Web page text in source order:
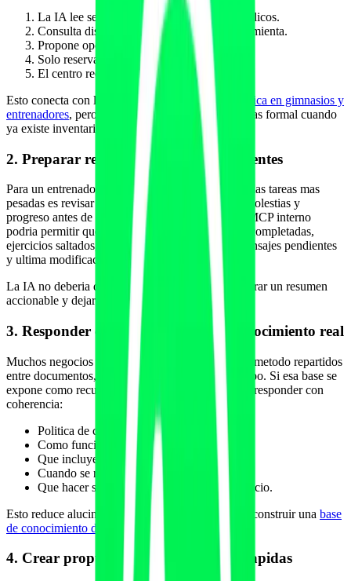
La IA lee servicios, ubicacion y precios publicos.
Consulta disponibilidad mediante una herramienta.
Propone opciones al usuario.
Solo reserva cuando el usuario confirma.
El centro recibe el lead ya clasificado.
Esto conecta con la preparacion para la web agentica en gimnasios y
entrenadores, pero MCP seria la capa de accion mas formal cuando
ya existe inventario real.
2. Preparar revisiones semanales de clientes
Para un entrenador con 40 clientes online, una de las tareas mas
pesadas es revisar adherencia, cargas, mensajes, molestias y
progreso antes de escribir feedback. Un servidor MCP interno
podria permitir que un copiloto consulte sesiones completadas,
ejercicios saltados, RPE, molestias reportadas, mensajes pendientes
y ultima modificacion del plan.
La IA no deberia decidir por el coach. Debe preparar un resumen
accionable y dejar claro que el profesional valida.
3. Responder dudas con la base de conocimiento real
Muchos negocios fitness tienen normas, precios y metodo repartidos
entre documentos, WhatsApp y memoria del equipo. Si esa base se
expone como recurso controlado, el agente puede responder con
coherencia:
Politica de cancelaciones.
Como funciona una valoracion inicial.
Que incluye cada plan.
Cuando se renueva una cuota.
Que hacer si aparece dolor durante un ejercicio.
Esto reduce alucinaciones y encaja con la idea de construir una base
de conocimiento del metodo para IA
4. Crear propuestas comerciales mas rapidas